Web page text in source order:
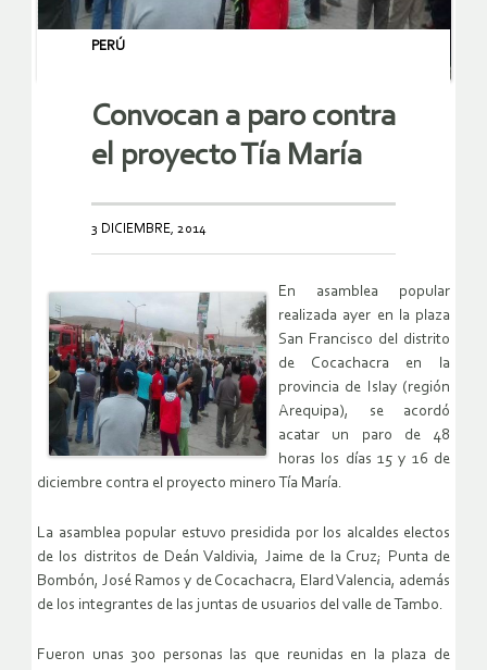
PERÚ
Convocan a paro contra
el proyecto Tía María
3 DICIEMBRE, 2014
En asamblea popular
realizada ayer en la plaza
San Francisco del distrito
de Cocachacra en la
provincia de Islay (región
Arequipa), se acordó
acatar un paro de 48
horas los días 15 y 16 de
diciembre contra el proyecto minero Tía María.
La asamblea popular estuvo presidida por los alcaldes electos
de los distritos de Deán Valdivia, Jaime de la Cruz; Punta de
Bombón, José Ramos y de Cocachacra, Elard Valencia, además
de los integrantes de las juntas de usuarios del valle de Tambo.
Fueron unas 300 personas las que reunidas en la plaza de